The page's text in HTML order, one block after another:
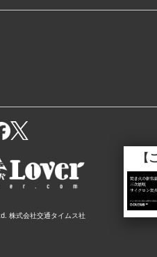
こちらも読まれています】
灰や煙を「3次燃焼」
で解決！ 薪を約3
0％節約できたうえに
炎も美しくなった焚火
株式会社交通タイムス社